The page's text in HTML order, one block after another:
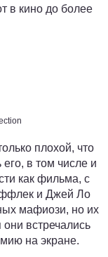
в кино до более
плохой, что
в том числе и
как фильма, с
и Джей Ло
мафиози, но их
встречались
на экране.